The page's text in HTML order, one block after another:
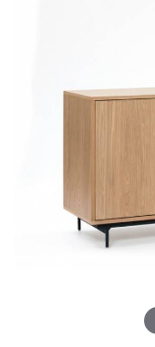
Comedor
Lámparas